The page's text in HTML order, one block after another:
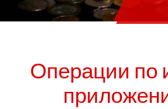
Операции по